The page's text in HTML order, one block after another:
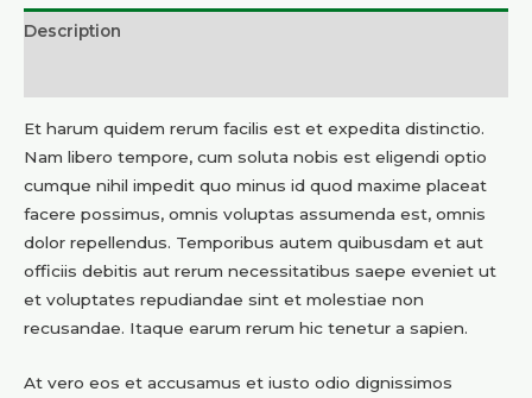
Description
Et harum quidem rerum facilis est et expedita distinctio.
Nam libero tempore, cum soluta nobis est eligendi optio
cumque nihil impedit quo minus id quod maxime placeat
facere possimus, omnis voluptas assumenda est, omnis
dolor repellendus. Temporibus autem quibusdam et aut
officiis debitis aut rerum necessitatibus saepe eveniet ut
et voluptates repudiandae sint et molestiae non
recusandae. Itaque earum rerum hic tenetur a sapien.
At vero eos et accusamus et iusto odio dignissimos